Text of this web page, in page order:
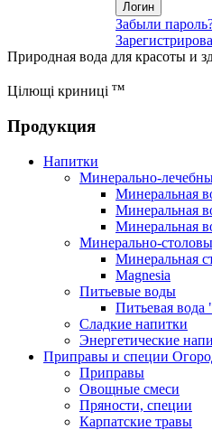
Забыли
Природная вода для красоты и
Цілющі криниці тм
Продукция
Напитки
Минерально-
Минеральная
Минеральная
Минеральная
Минерально-
Минеральная
Magnesia
Питьевые воды
Питьевая вода
Сладкие напитки
Энергетические
Приправы и специи
Приправы
Овощные смеси
Пряности, специи
Карпатские травы